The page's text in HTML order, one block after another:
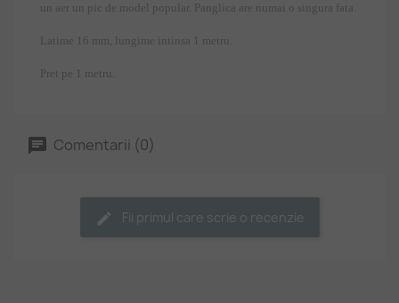
un aer un pic de model popular. Panglica are numai o singura fata.
Latime 16 mm, lungime intinsa 1 metru.
Pret pe 1 metru.
Comentarii (0)
Fii primul care scrie o recenzie